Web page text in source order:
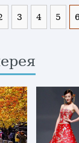
3 4 5 6